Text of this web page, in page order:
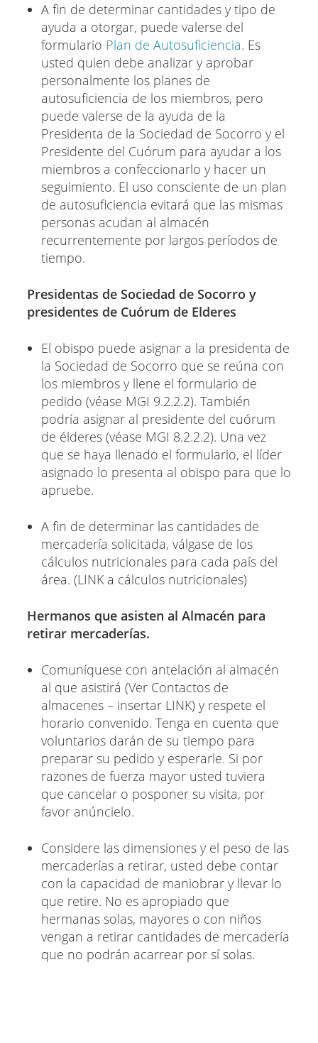
A fin de determinar cantidades y tipo de
ayuda a otorgar, puede valerse del
formulario Plan de Autosuficiencia. Es
usted quien debe analizar y aprobar
personalmente los planes de
autosuficiencia de los miembros, pero
puede valerse de la ayuda de la
Presidenta de la Sociedad de Socorro y el
Presidente del Cuórum para ayudar a los
miembros a confeccionarlo y hacer un
seguimiento. El uso consciente de un plan
de autosuficiencia evitará que las mismas
personas acudan al almacén
recurrentemente por largos períodos de
tiempo.
Presidentas de Sociedad de Socorro y
presidentes de Cuórum de Elderes
El obispo puede asignar a la presidenta de
la Sociedad de Socorro que se reúna con
los miembros y llene el formulario de
pedido (véase MGI 9.2.2.2). También
podría asignar al presidente del cuórum
de élderes (véase MGI 8.2.2.2). Una vez
que se haya llenado el formulario, el líder
asignado lo presenta al obispo para que lo
apruebe.
A fin de determinar las cantidades de
mercadería solicitada, válgase de los
cálculos nutricionales para cada país del
área. (LINK a cálculos nutricionales)
Hermanos que asisten al Almacén para
retirar mercaderías.
Comuníquese con antelación al almacén
al que asistirá (Ver Contactos de
almacenes – insertar LINK) y respete el
horario convenido. Tenga en cuenta que
voluntarios darán de su tiempo para
preparar su pedido y esperarle. Si por
razones de fuerza mayor usted tuviera
que cancelar o posponer su visita, por
favor anúncielo.
Considere las dimensiones y el peso de las
mercaderías a retirar, usted debe contar
con la capacidad de maniobrar y llevar lo
que retire. No es apropiado que
hermanas solas, mayores o con niños
vengan a retirar cantidades de mercadería
que no podrán acarrear por sí solas.